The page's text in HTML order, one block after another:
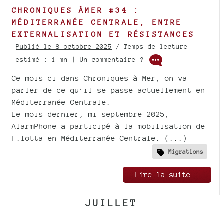
CHRONIQUES ÀMER #34 :
MÉDITERRANÉE CENTRALE, ENTRE
EXTERNALISATION ET RÉSISTANCES
Publié le 8 octobre 2025 / Temps de lecture
estimé : 1 mn | Un commentaire ?
Ce mois-ci dans Chroniques à Mer, on va
parler de ce qu’il se passe actuellement en
Méditerranée Centrale.
Le mois dernier, mi-septembre 2025,
AlarmPhone a participé à la mobilisation de
F.lotta en Méditerranée Centrale. (...)
Migrations
Lire la suite..
JUILLET